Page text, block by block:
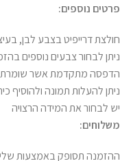
פרטים נוספים:
חולצת דרייפיט בצבע לבן,
ניתן לבחור צבעים נוספים בהזמנה
הדפסה מתקדמת אשר שומרת
ניתן להעלות תמונה ולהוסיף
יש לבחור את המידה הרצויה
משלוחים:
ההזמנה תסופק באמצעות